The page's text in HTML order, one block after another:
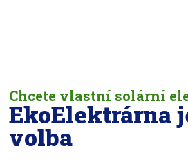
Chcete vlastní solární
EkoElektrárna
volba